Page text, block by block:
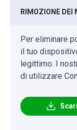
RIMOZIONE DEI
Per eliminare
il tuo
legittimo. I
di utilizzare